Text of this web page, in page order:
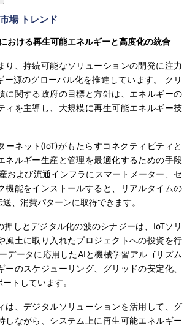
場 トレンド
おける再生可能エネルギーと高度化の統合
り、持続可能なソリューションの開発に注力
ー源のグローバル化を推進しています。 クリ
に関する政府の目標と方針は、エネルギーの
ィを主導し、大規模に再生可能エネルギー技
ーネット(IoT)がもたらすコネクティビティと
ネルギー生産と管理を最適化するための手段
および流通インフラにスマートメーター、セ
機能をインストールすると、リアルタイムの
、消費パターンに取得できます。
しとデジタル化の波のシナジーは、IoTソリ
風土に取り入れたプロジェクトへの投資を行
データに応用したAIと機械学習アルゴリズム
ーのスケジューリング、グリッドの安定化、
トしています。
は、デジタルソリューションを活用して、グ
しながら、システム上に再生可能エネルギー